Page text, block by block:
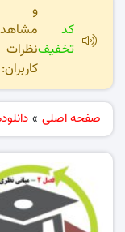
کد
تخفیف
و
نظرات
کاربران:
صفحه اصلی »